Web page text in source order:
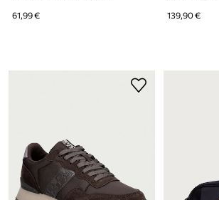
61,99 € 139,90 €